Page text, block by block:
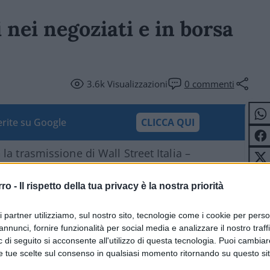
- Il rispetto della tua privacy è la nostra priorità
partner utilizziamo, sul nostro sito, tecnologie come i cookie per
fornire funzionalità per social media e analizzare il nostro
di seguito si acconsente all'utilizzo di questa tecnologia. Puoi
tue scelte sul consenso in qualsiasi momento ritornando su questo
negoziati e in borsa
3.6kVisualizzazioni 0 commenti
su Google CLICCA QUI
trasmissione di Wall Street Italia –
i temi della finanza nazionale ed
molto analitica.
accordo sta incidendo sull’andamento
su tutti i possibili impatti sulle decisioni